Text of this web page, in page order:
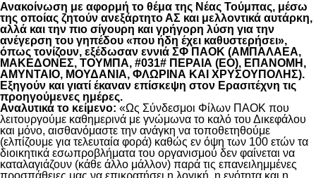
Ανακοίνωση με αφορμή το θέμα της Νέας Τούμπας, μέσω
της οποίας ζητούν ανεξάρτητο ΑΣ και μελλοντικά αυτάρκη,
αλλά και την πιο σίγουρη και γρήγορη λύση για την
ανέγερση του γηπέδου «που ήδη έχει καθυστερήσει»,
όπως τονίζουν, εξέδωσαν εννιά ΣΦ ΠΑΟΚ (ΑΜΠΑΛΑΕΑ,
ΜΑΚΕΔΟΝΕΣ, ΤΟΥΜΠΑ, #031# ΠΕΡΑΙΑ (ΕΟ), ΕΠΑΝΟΜΗ,
ΑΜΥΝΤΑΙΟ, ΜΟΥΔΑΝΙΑ, ΦΛΩΡΙΝΑ ΚΑΙ ΧΡΥΣΟΥΠΟΛΗΣ).
Εξηγούν και γιατί έκαναν επίσκεψη στον Ερασιτέχνη τις
προηγούμενες ημέρες.
Αναλυτικά το κείμενο: «Ως Σύνδεσμοι Φίλων ΠΑΟΚ που
λειτουργούμε καθημερινά με γνώμωνα το καλό του Δικεφάλου
και μόνο, αισθανόμαστε την ανάγκη να τοποθετηθούμε
(ελπίζουμε για τελευταία φορά) καθώς εν όψη των 100 ετών τα
διοικητικά εσωπροβλήματα του οργανισμού δεν φαίνεται να
καταλαγιάζουν (κάθε άλλο μάλλον) παρά τις επανειλημμένες
προσπάθειες μας να επικρατήσει η λογική, η ενότητα και η